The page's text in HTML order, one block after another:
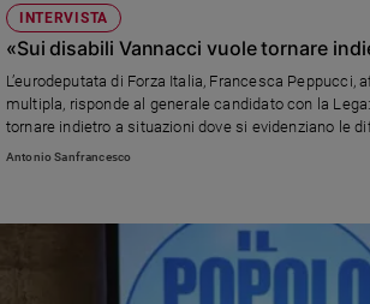
Cultura
e
spettacoli
Sanremo
2026
streaming
INTERVISTA
«Sui disabili Vannacci vuole tornare
L’eurodeputata di Forza Italia, Francesca Peppucci,
multipla, risponde al generale candidato con la
tornare indietro a situazioni dove si evidenziano le
intollerabile e discriminatorio. Vivo una condizione
Antonio Sanfrancesco